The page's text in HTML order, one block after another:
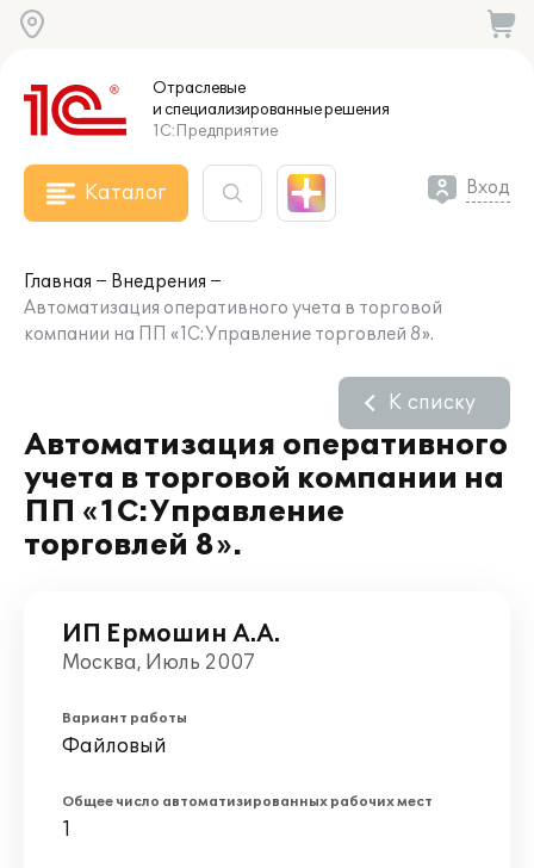
Отраслевые
и специализированныерешения
1С:Предприятие
Каталог Вход
Главная
Внедрения
Автоматизация оперативного учета в торговой
компании на ПП «1С:Управление торговлей 8».
Автоматизация оперативного
учета в торговой компании на
ПП «1С:Управление
торговлей 8».
К списку
ИП Ермошин А.А.
Москва, Июль 2007
Вариант работы
Файловый
Общее число автоматизированных рабочих мест
1